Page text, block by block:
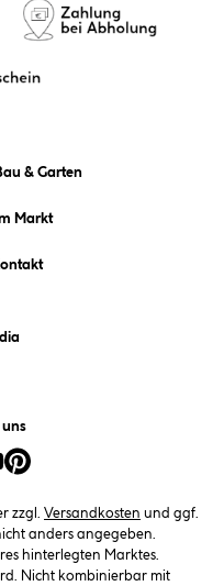
& Garten
Markt
uns
zzgl. Versandkosten und ggf.
anders angegeben.
hinterlegten Marktes.
Nicht kombinierbar mit